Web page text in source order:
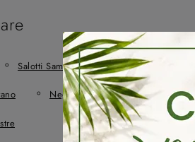
Salotti Samoa Scorzè Salotti Samoa
Negozio Di Divani A Scorzè